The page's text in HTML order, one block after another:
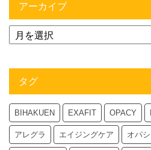
アーカイブ
タグ
BIHAKUEN EXAFIT OPACY
アレグラ エイジングケア オパ